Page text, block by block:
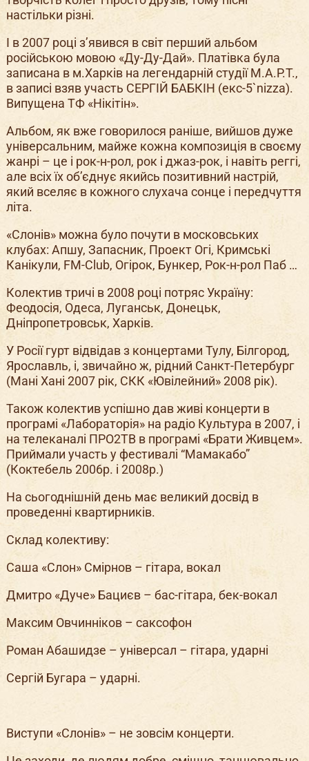
настільки різні.
І в 2007 році з’явився в світ перший альбом
російською мовою «Ду-Ду-Дай». Платівка була
записана в м.Харків на легендарній студії М.А.Р.Т.,
в записі взяв участь СЕРГІЙ БАБКІН (екс-5`nizza).
Випущена ТФ «Нікітін».
Альбом, як вже говорилося раніше, вийшов дуже
універсальним, майже кожна композиція в своєму
жанрі – це і рок-н-рол, рок і джаз-рок, і навіть реггі,
але всіх їх об’єднує якийсь позитивний настрій,
який вселяє в кожного слухача сонце і передчуття
літа.
«Слонів» можна було почути в московських
клубах: Апшу, Запасник, Проект Огі, Кримські
Канікули, FM-Club, Огірок, Бункер, Рок-н-рол Паб …
Колектив тричі в 2008 році потряс Україну:
Феодосія, Одеса, Луганськ, Донецьк,
Дніпропетровськ, Харків.
У Росії гурт відвідав з концертами Тулу, Білгород,
Ярославль, і, звичайно ж, рідний Санкт-Петербург
(Мані Хані 2007 рік, СКК «Ювілейний» 2008 рік).
Також колектив успішно дав живі концерти в
програмі «Лабораторія» на радіо Культура в 2007, і
на телеканалі ПРО2ТВ в програмі «Брати Живцем».
Приймали участь у фестивалі “Мамакабо”
(Коктебель 2006р. і 2008р.)
На сьогоднішній день має великий досвід в
проведенні квартирників.
Склад колективу:
Саша «Слон» Смірнов – гітара, вокал
Дмитро «Дуче» Бациєв – бас-гітара, бек-вокал
Максим Овчинніков – саксофон
Роман Абашидзе – універсал – гітара, ударні
Сергій Бугара – ударні.
Виступи «Слонів» – не зовсім концерти.